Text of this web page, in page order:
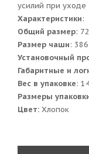
усилий при уходе
Характеристики:
Общий размер:
Размер чаши:
Установочный
Габаритные и
Вес в упаковке:
Размеры
Цвет: Хлопок